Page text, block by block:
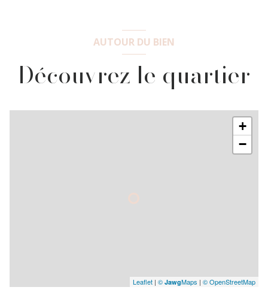
AUTOUR DU BIEN
Découvrez le quartier
+
−
Leaflet | © JawgMaps | © OpenStreetMap